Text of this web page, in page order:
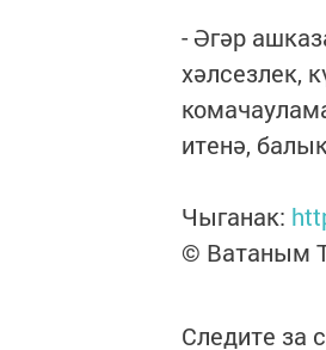
- Әгәр
хәлсезлек,
итенә,
Чыганак:
© Ватаным
Следите за